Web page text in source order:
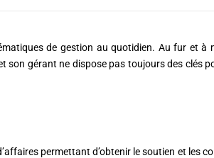
de gestion au quotidien. Au fur et à
son gérant ne dispose pas toujours des clés
permettant d’obtenir le soutien et les